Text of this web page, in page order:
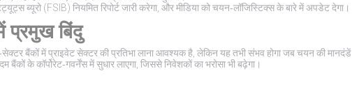
ब्यूरो (FSIB) नियमित रिपोर्ट जारी करेगा, और मीडिया को चयन‑लॉजिस्टिक्स के बारे में अपडेट देगा।
प्रमुख बिंदु
बैंकों में प्राइवेट सेक्टर की प्रतिभा लाना आवश्यक है, लेकिन यह तभी संभव होगा जब चयन की मानदंडें
बैंकों के कॉर्पोरेट‑गवर्नेंस में सुधार लाएगा, जिससे निवेशकों का भरोसा भी बढ़ेगा।